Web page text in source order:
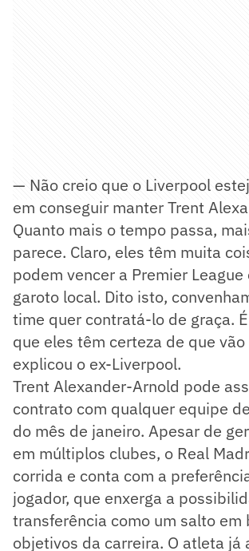
— Não creio que o Liverpool
em conseguir manter Trent
Quanto mais o tempo passa,
parece. Claro, eles têm muita
podem vencer a Premier League
garoto local. Dito isto,
time quer contratá-lo de graça.
que eles têm certeza de que
explicou o ex-Liverpool.
Trent Alexander-Arnold pode
contrato com qualquer equipe
do mês de janeiro. Apesar de
em múltiplos clubes, o Real
corrida e conta com a
jogador, que enxerga a
transferência como um salto em
objetivos da carreira. O atleta já